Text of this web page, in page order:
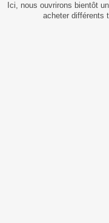
Ici, nous ouvrirons bientôt
acheter différents